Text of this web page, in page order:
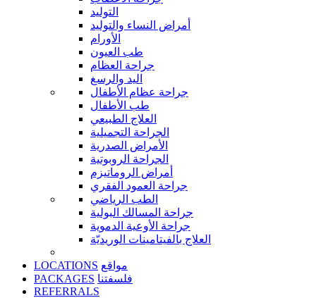
التوليد
أمراض النساء والتوليد
الأورام
طب العيون
جراحة العظام
اليد والرسغ
جراحة عظام الأطفال
طب الأطفال
العلاج الطبيعي
الجراحة التجميلية
الأمراض الصدرية
الجراحة الروبوتية
أمراض الروماتيزم
جراحة العمود الفقري
الطب الرياضي
جراحة المسالك البولية
جراحة الأوعية الدموية
العلاج بالفيتامينات الوريديّة
LOCATIONS مواقع
PACKAGES فلسفتنا
REFERRALS